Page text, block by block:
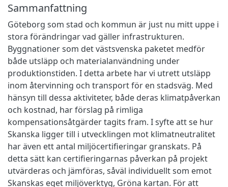
Sammanfattning
Göteborg som stad och kommun är just nu mitt uppe i
stora förändringar vad gäller infrastrukturen.
Byggnationer som det västsvenska paketet medför
både utsläpp och materialanvändning under
produktionstiden. I detta arbete har vi utrett utsläpp
inom återvinning och transport för en stadsväg. Med
hänsyn till dessa aktiviteter, både deras klimatpåverkan
och kostnad, har förslag på rimliga
kompensationsåtgärder tagits fram. I syfte att se hur
Skanska ligger till i utvecklingen mot klimatneutralitet
har även ett antal miljöcertifieringar granskats. På
detta sätt kan certifieringarnas påverkan på projekt
utvärderas och jämföras, såväl individuellt som emot
Skanskas eget miljöverktyg, Gröna kartan. För att